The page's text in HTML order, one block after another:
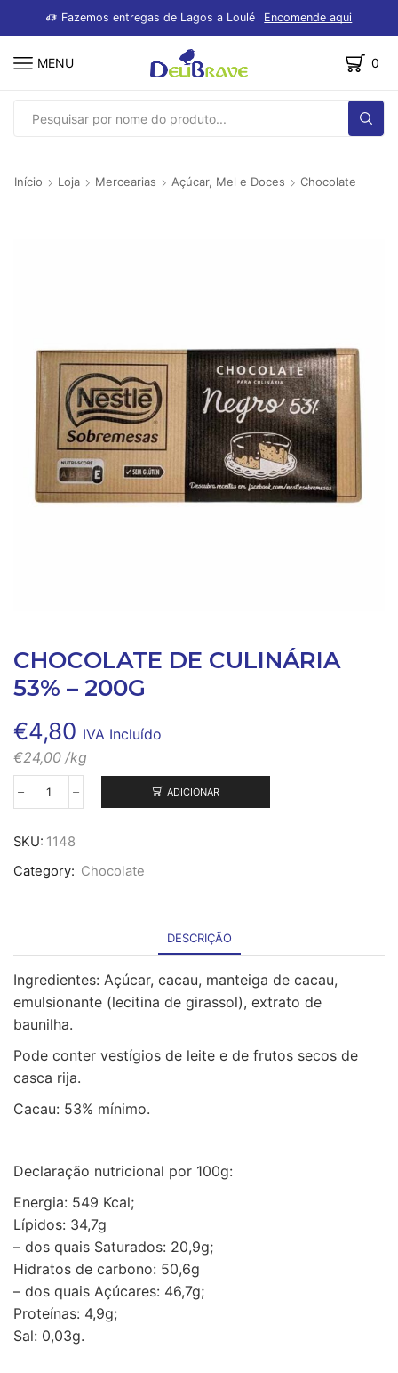
Fazemos entregas de Lagos a Loulé Encomende aqui
MENU 0
SEARCH
Início Loja Mercearias Açúcar, Mel e Doces Chocolate
CHOCOLATE DE CULINÁRIA
53% – 200G
€4,80 IVA Incluído
€24,00 /kg
Quantidade
Chocolate
Culinária
ADICIONAR
SKU: 1148
Category: Chocolate
DESCRIÇÃO
Ingredientes: Açúcar, cacau, manteiga de cacau,
emulsionante (lecitina de girassol), extrato de
baunilha.
Pode conter vestígios de leite e de frutos secos de
casca rija.
Cacau: 53% mínimo.
Declaração nutricional por 100g:
Energia: 549 Kcal;
Lípidos: 34,7g
– dos quais Saturados: 20,9g;
Hidratos de carbono: 50,6g
– dos quais Açúcares: 46,7g;
Proteínas: 4,9g;
Sal: 0,03g.